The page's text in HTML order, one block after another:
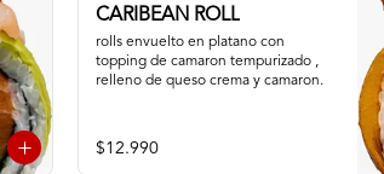
CARIBEAN ROLL
rolls envuelto en platano con
topping de camaron tempurizado ,
relleno de queso crema y camaron.
$12.990